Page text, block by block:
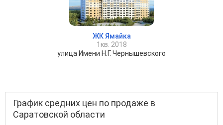
ЖК Ямайка
1кв. 2018
улица Имени Н.Г. Чернышевского
График средних цен по продаже в
Саратовской области